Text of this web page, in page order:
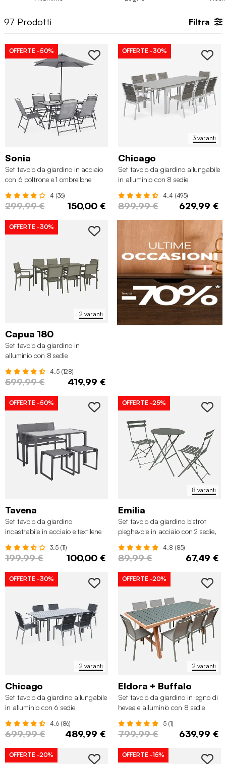
colazione approfittando del sole primaverile. Esplora la
varietà
legnose preferisci uno stile classico, a
tavoli da giardino in
catalogo e scopri i
tavoli da giardinoper tutte le occasioni!
97 Prodotti Filtra
OFFERTE -50%
Sonia
Set tavolo da giardino in acciaio
con 6 poltrone e 1 ombrellone
4 (36)
299,99 € 150,00 €
3 varianti
OFFERTE -30%
Chicago
Set tavolo da giardino allungabile
in alluminio con 8 sedie
4.4 (495)
899,99 € 629,99 €
2 varianti
OFFERTE -30%
Capua 180
Set tavolo da giardino in
alluminio con 8 sedie
4.5 (128)
599,99 € 419,99 €
OFFERTE -50%
Tavena
Set tavolo da giardino
incastrabile in acciaio e textilene
3.5 (11)
199,99 € 100,00 €
8 varianti
OFFERTE -25%
Emilia
Set tavolo da giardino bistrot
pieghevole in acciaio con 2 sedie,
4.8 (85)
89,99 € 67,49 €
2 varianti
OFFERTE -30%
Chicago
Set tavolo da giardino allungabile
in alluminio con 6 sedie
4.6 (86)
699,99 € 489,99 €
2 varianti
OFFERTE -20%
Eldora + Buffalo
Set tavolo da giardino in legno di
hevea e alluminio con 8 sedie
5 (1)
799,99 € 639,99 €
OFFERTE -20% OFFERTE -15%